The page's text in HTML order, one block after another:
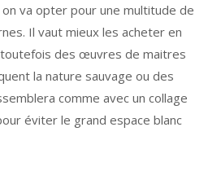
va opter pour une multitude de
Il vaut mieux les acheter en
toutefois des œuvres de maitres
la nature sauvage ou des
comme avec un collage
éviter le grand espace blanc